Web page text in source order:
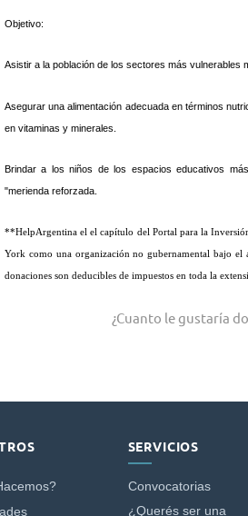
Objetivo:
Asistir a la población de los sectores más vulnerables
Asegurar una alimentación adecuada en términos
en vitaminas y minerales.
Brindar a los niños de los espacios educativos
"merienda reforzada.
**HelpArgentina el el capítulo del Portal para la
York como una organización no gubernamental bajo
donaciones son deducibles de impuestos en toda la
¿Cuanto le gustaría
SERVICIOS
Convocatorias
¿Querés ser una